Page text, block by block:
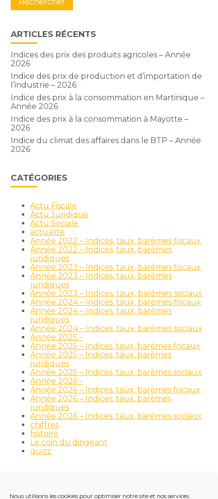
Nous utilisons les cookies pour optimiser notre site et nos services.
ARTICLES RÉCENTS
Indices des prix des produits agricoles – Année
2026
Indice des prix de production et d’importation de
l’industrie – 2026
Indice des prix à la consommation en Martinique –
Année 2026
Indice des prix à la consommation à Mayotte –
2026
Indice du climat des affaires dans le BTP – Année
2026
CATÉGORIES
Actu Fiscale
Actu Juridique
Actu Sociale
actualite
Année 2022 – Indices, taux, barèmes fiscaux
Année 2022 – Indices, taux, barèmes
juridiques
Année 2023 – Indices, taux, barèmes fiscaux
Année 2023 – Indices, taux, barèmes
juridiques
Année 2023 – Indices, taux, barèmes sociaux
Année 2024 – Indices, taux, barèmes fiscaux
Année 2024 – Indices, taux, barèmes
juridiques
Année 2024 – Indices, taux, barèmes sociaux
Année 2025 –
Année 2025 – Indices, taux, barèmes fiscaux
Année 2025 – Indices, taux, barèmes
juridiques
Année 2025 – Indices, taux, barèmes sociaux
Année 2026 –
Année 2026 – Indices, taux, barèmes fiscaux
Année 2026 – Indices, taux, barèmes
juridiques
Année 2026 – Indices, taux, barèmes sociaux
chiffres
histoire
Le coin du dirigeant
quizz